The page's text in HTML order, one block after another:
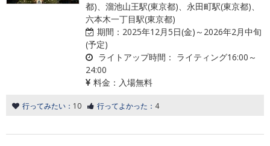
都)、溜池山王駅(東京都)、永田町駅(東京都)、
六本木一丁目駅(東京都)
期間： 2025年12月5日(金)～2026年2月中旬
(予定)
ライトアップ時間： ライティング16:00～
24:00
料金： 入場無料
行ってみたい： 10 行ってよかった： 4